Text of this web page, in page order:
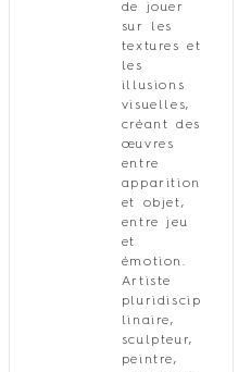
de jouer
sur les
textures et
les
illusions
visuelles,
créant des
œuvres
entre
apparition
et objet,
entre jeu
et
émotion.
Artiste
pluridiscip
linaire,
sculpteur,
peintre,